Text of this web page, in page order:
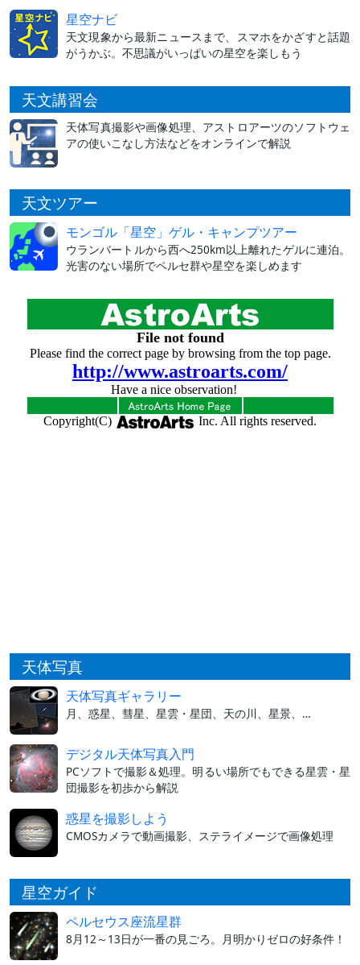
星空ナビ
天文現象から最新ニュースまで、スマホをかざすと話題
がうかぶ。不思議がいっぱいの星空を楽しもう
天文講習会
天体写真撮影や画像処理、アストロアーツのソフトウェ
アの使いこなし方法などをオンラインで解説
天文ツアー
モンゴル「星空」ゲル・キャンプツアー
ウランバートルから西へ250km以上離れたゲルに連泊。
光害のない場所でペルセ群や星空を楽しめます
天体写真
天体写真ギャラリー
月、惑星、彗星、星雲・星団、天の川、星景、…
デジタル天体写真入門
PCソフトで撮影＆処理。明るい場所でもできる星雲・星
団撮影を初歩から解説
惑星を撮影しよう
CMOSカメラで動画撮影、ステライメージで画像処理
星空ガイド
ペルセウス座流星群
8月12～13日が一番の見ごろ。月明かりゼロの好条件！